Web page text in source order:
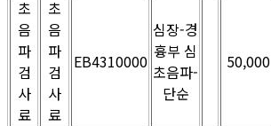
초
음
파
검
사
료
초
음
파
검
사
료
EB4310000
심장-경
흉부 심
초음파-
단순
50,000